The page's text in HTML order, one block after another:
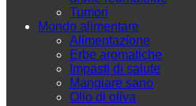
Tumori
Mondo alimentare
Alimentazione
Erbe aromatiche
Impasti di salute
Mangiare sano
Olio di oliva